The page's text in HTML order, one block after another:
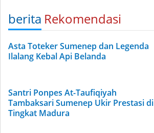
berita Rekomendasi
Asta Toteker Sumenep dan Legenda
Ilalang Kebal Api Belanda
Santri Ponpes At-Taufiqiyah
Tambaksari Sumenep Ukir Prestasi di
Tingkat Madura